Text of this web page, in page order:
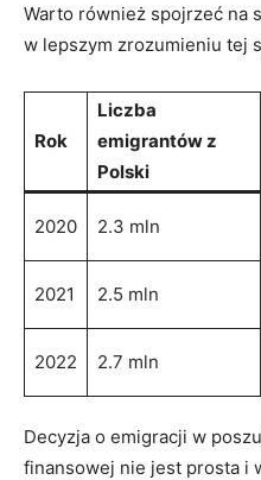
Warto również spojrzeć na
w lepszym zrozumieniu tej
Rok
Liczba
emigrantów z
Polski
2020 2.3 mln
2021 2.5 mln
2022 2.7 mln
Decyzja o emigracji w
finansowej nie jest prosta i